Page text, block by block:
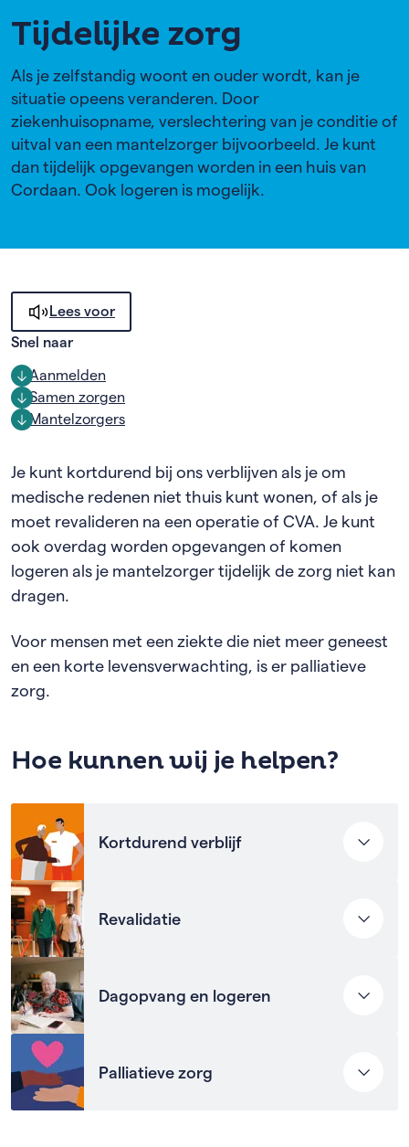
Tijdelijke zorg
Als je zelfstandig woont en ouder wordt, kan je
situatie opeens veranderen. Door
ziekenhuisopname, verslechtering van je conditie of
uitval van een mantelzorger bijvoorbeeld. Je kunt
dan tijdelijk opgevangen worden in een huis van
Cordaan. Ook logeren is mogelijk.
Lees voor
Snel naar
Aanmelden
Samen zorgen
Mantelzorgers
Je kunt kortdurend bij ons verblijven als je om
medische redenen niet thuis kunt wonen, of als je
moet revalideren na een operatie of CVA. Je kunt
ook overdag worden opgevangen of komen
logeren als je mantelzorger tijdelijk de zorg niet kan
dragen.
Voor mensen met een ziekte die niet meer geneest
en een korte levensverwachting, is er palliatieve
zorg.
Hoe kunnen wij je helpen?
Kortdurend verblijf
Heb je tijdelijk zorg nodig, bijvoorbeeld na een
ziekenhuisopname of omdat je partner of familie
even geen zorg kan bieden? Dan kun je enkele dagen
of weken (maximaal 12 weken) wonen bij Cordaan,
met de intentie daarna weer terug naar huis te gaan.
Meer informatie over kortdurend verblijf
Revalidatie
Tijdens de revalidatie werk je op een
gespecialiseerde revalidatieafdeling aan een
verantwoorde terugkeer naar huis. Afhankelijk van
(de ernst van) je aandoening kan de duur van het
verblijf verschillen van 3 dagen tot 3 maanden.
Dagopvang en logeren
Als de dagen thuis langer worden en je mantelzorger
tijdelijk de zorg niet kan dragen, kun je naar
dagopvang komen of bij ons logeren. Bijvoorbeeld in
Palliatieve zorg